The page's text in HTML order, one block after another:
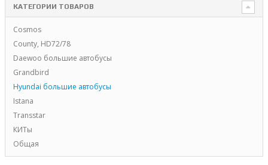
КАТЕГОРИИ ТОВАРОВ
Cosmos
County, HD72/78
Daewoo большие автобусы
Grandbird
Hyundai большие автобусы
Istana
Transstar
КИТы
Общая